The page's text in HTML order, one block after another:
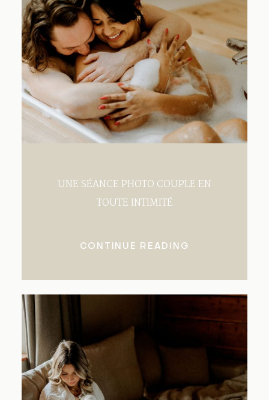
UNE SÉANCE PHOTO COUPLE EN
TOUTE INTIMITÉ
CONTINUE READING